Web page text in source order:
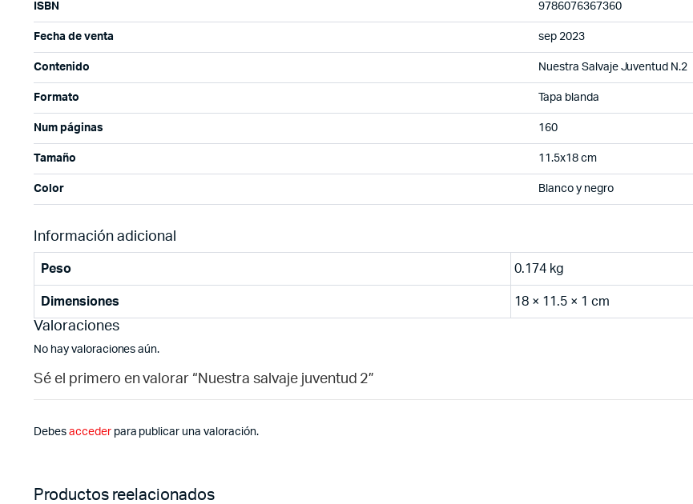
ISBN 9786076367360
Fecha de venta sep 2023
Contenido Nuestra Salvaje Juventud N.2
Formato Tapa blanda
Num páginas 160
Tamaño 11.5x18 cm
Color Blanco y negro
Información adicional
Peso 0.174 kg
Dimensiones 18 × 11.5 × 1 cm
Valoraciones
No hay valoraciones aún.
Sé el primero en valorar “Nuestra salvaje juventud 2”
Debes accederpara publicar una valoración.
Productos reelacionados